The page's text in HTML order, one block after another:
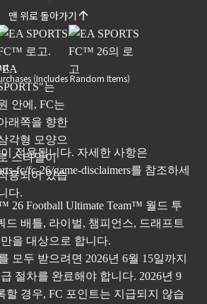
맨 위로 돌아가기
(Includes Random Items)
적용됩니다. 자세한 사항은
fc/fc-26/game-disclaimers를 참조하세
26 Football Ultimate Team™ 월드 투
드 배틀, 라이벌, 챔피언스, 드래프트
을 대상으로 합니다.
모두 받으려면 2026년 6월 15일까지
절차를 완료해야 합니다. 2026년 9
할 경우, FC 포인트는 지급되지 않습